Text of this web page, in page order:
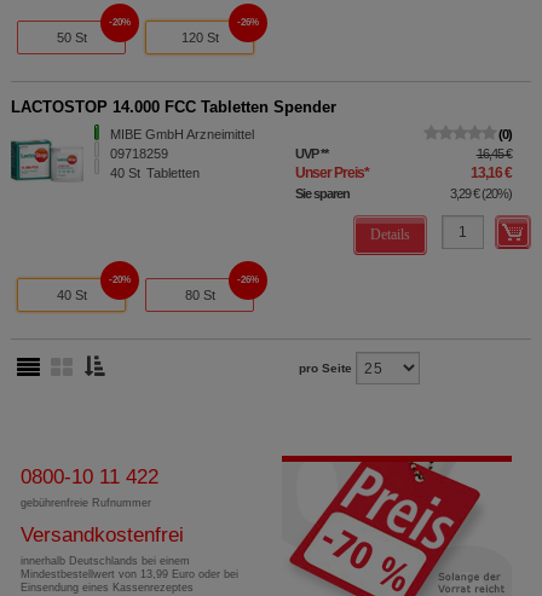
50 St
20%
120 St
26%
LACTOSTOP 14.000 FCC Tabletten Spender
MIBE GmbH Arzneimittel
09718259
40 St Tabletten
0
UVP** 16,45 €
Unser Preis* 13,16 €
Sie sparen 3,29 €(20%)
Details
40 St
20%
80 St
26%
pro Seite
0800-10 11 422
gebührenfreie Rufnummer
Versandkostenfrei
innerhalb Deutschlands bei einem
Mindestbestellwert von 13,99 Euro oder bei
Einsendung eines Kassenrezeptes